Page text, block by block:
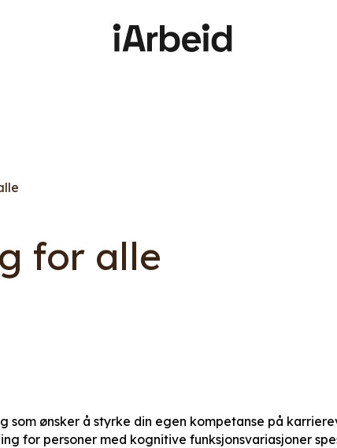
for alle
som ønsker å styrke din egen kompetanse på
for personer med kognitive funksjonsvariasjoner